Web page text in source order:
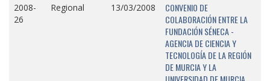
2008-
26
Regional 13/03/2008
CONVENIO DE
COLABORACIÓN ENTRE LA
FUNDACIÓN SÉNECA -
AGENCIA DE CIENCIA Y
TECNOLOGÍA DE LA REGIÓN
DE MURCIA Y LA